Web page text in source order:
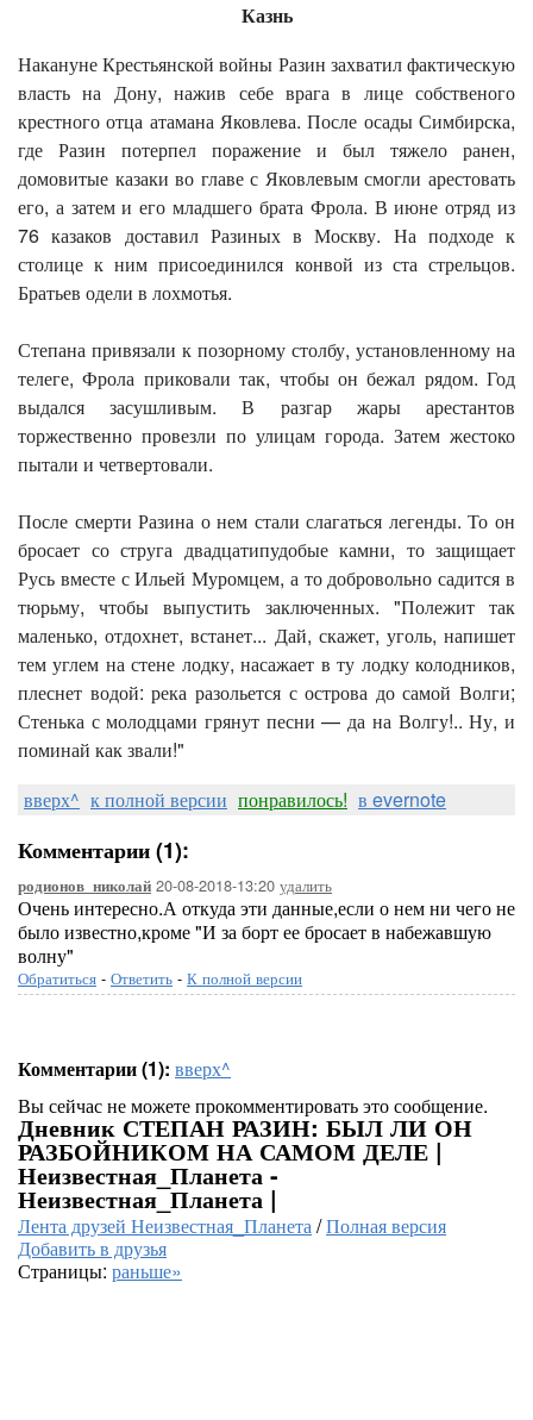
Казнь
Накануне Крестьянской войны Разин захватил фактическую
власть на Дону, нажив себе врага в лице собственого
крестного отца атамана Яковлева. После осады Симбирска,
где Разин потерпел поражение и был тяжело ранен,
домовитые казаки во главе с Яковлевым смогли арестовать
его, а затем и его младшего брата Фрола. В июне отряд из
76 казаков доставил Разиных в Москву. На подходе к
столице к ним присоединился конвой из ста стрельцов.
Братьев одели в лохмотья.
Степана привязали к позорному столбу, установленному на
телеге, Фрола приковали так, чтобы он бежал рядом. Год
выдался засушливым. В разгар жары арестантов
торжественно провезли по улицам города. Затем жестоко
пытали и четвертовали.
После смерти Разина о нем стали слагаться легенды. То он
бросает со струга двадцатипудобые камни, то защищает
Русь вместе с Ильей Муромцем, а то добровольно садится в
тюрьму, чтобы выпустить заключенных. "Полежит так
маленько, отдохнет, встанет... Дай, скажет, уголь, напишет
тем углем на стене лодку, насажает в ту лодку колодников,
плеснет водой: река разольется с острова до самой Волги;
Стенька с молодцами грянут песни — да на Волгу!.. Ну, и
поминай как звали!"
вверх^ к полной версии понравилось! в evernote
Комментарии (1):
родионов_николай 20-08-2018-13:20 удалить
Очень интересно.А откуда эти данные,если о нем ни чего не
было известно,кроме "И за борт ее бросает в набежавшую
волну"
Обратиться - Ответить - К полной версии
Комментарии (1): вверх^
Вы сейчас не можете прокомментировать это сообщение.
Дневник СТЕПАН РАЗИН: БЫЛ ЛИ ОН
РАЗБОЙНИКОМ НА САМОМ ДЕЛЕ |
Неизвестная_Планета -
Неизвестная_Планета |
Лента друзей Неизвестная_Планета/Полная версия
Добавить в друзья
Страницы: раньше»